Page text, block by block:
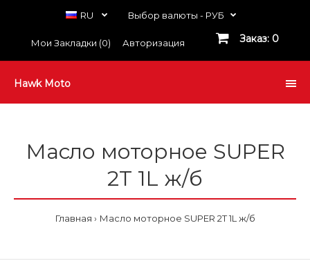
RU Выбор валюты - РУБ
Мои Закладки (0) Авторизация Заказ: 0
Hawk Moto
Масло моторное SUPER
2T 1L ж/б
Главная Масло моторное SUPER 2T 1L ж/б